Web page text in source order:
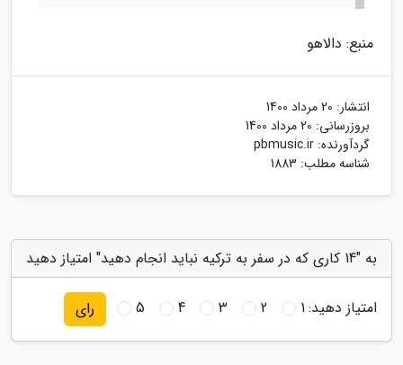
منبع: دالاهو
انتشار: 20 مرداد 1400
بروزرسانی: 20 مرداد 1400
گردآورنده: pbmusic.ir
شناسه مطلب: 1883
به "14 کاری که در سفر به ترکیه نباید انجام دهید" امتیاز دهید
امتیاز دهید:1
2
3
4
5 رای